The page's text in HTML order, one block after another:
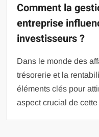
Comment la
entreprise
investisseurs ?
Dans le monde des
trésorerie et la
éléments clés pour
aspect crucial de